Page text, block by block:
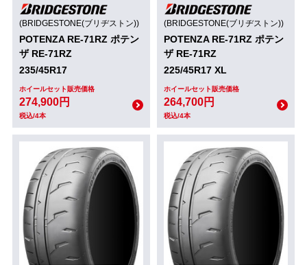
(BRIDGESTONE(ブリヂストン))
POTENZA RE-71RZ ポテン
ザ RE-71RZ
235/45R17
ホイールセット販売価格
274,900円
税込/4本
(BRIDGESTONE(ブリヂストン))
POTENZA RE-71RZ ポテン
ザ RE-71RZ
225/45R17 XL
ホイールセット販売価格
264,700円
税込/4本